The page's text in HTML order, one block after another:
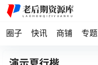
圈子 快讯 商铺 专题